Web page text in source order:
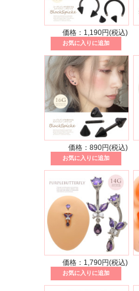
価格：1,190円(税込)
価格：890円(税込)
価格：1,790円(税込)